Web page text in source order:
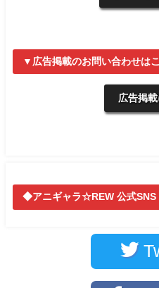
▼広告掲載のお問い合わせは
広告掲
◆アニギャラ☆REW 公式SNS